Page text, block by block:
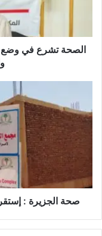
الصحة تشرع في وضع
صحة الجزيرة :